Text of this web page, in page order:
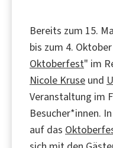
Bereits zum 15.
bis zum 4.
Oktoberfest" im
Nicole Kruse und
Veranstaltung im
Besucher*innen.
auf das